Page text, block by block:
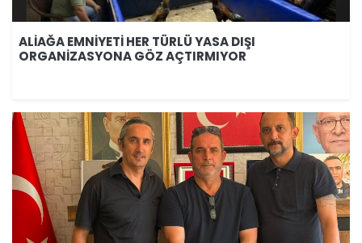
ALİAĞA EMNİYETİ HER TÜRLÜ YASA DIŞI
ORGANİZASYONA GÖZ AÇTIRMIYOR